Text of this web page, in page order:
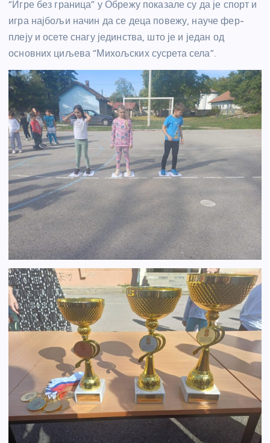
“Игре без граница” у Обрежу показале су да је спорт и
игра најбољи начин да се деца повежу, науче фер-
плеју и осете снагу јединства, што је и један од
основних циљева “Михољских сусрета села”.